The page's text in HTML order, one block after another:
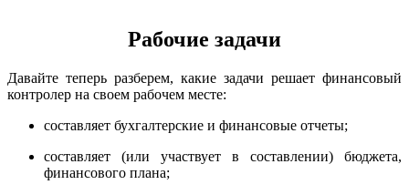
Рабочие задачи
Давайте теперь разберем, какие задачи решает финансовый
контролер на своем рабочем месте:
составляет бухгалтерские и финансовые отчеты;
составляет (или участвует в составлении) бюджета,
финансового плана;